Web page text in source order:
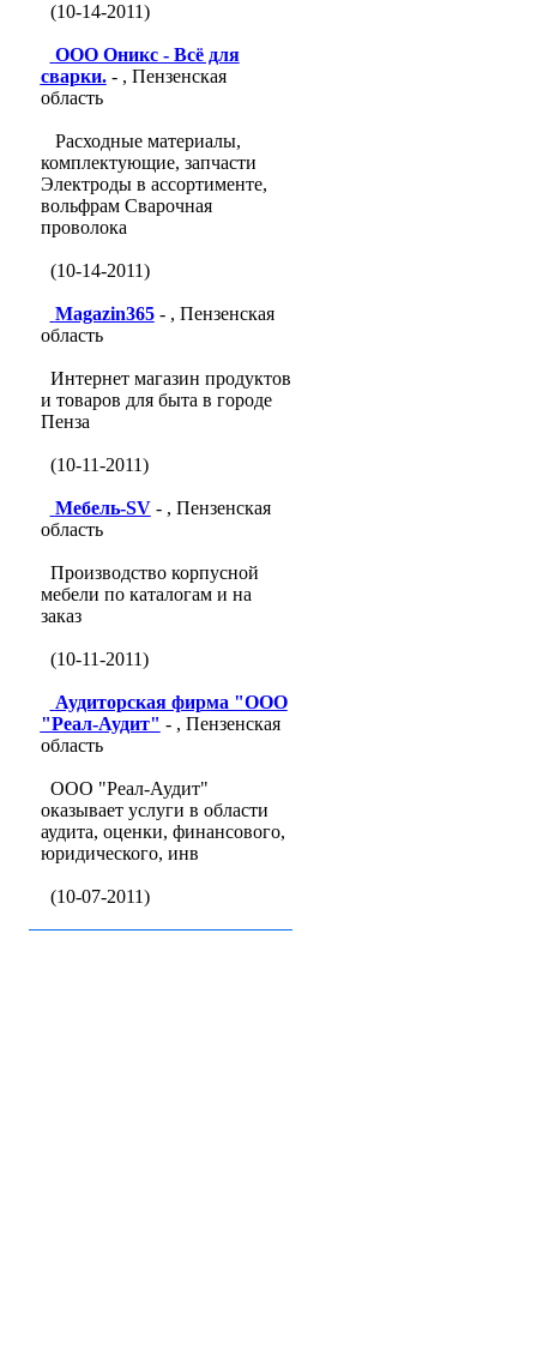
(10-14-2011)
ООО Оникс - Всё для
сварки.- , Пензенская
область
Расходные материалы,
комплектующие, запчасти
Электроды в ассортименте,
вольфрам Сварочная
проволока
(10-14-2011)
Magazin365- , Пензенская
область
Интернет магазин продуктов
и товаров для быта в городе
Пенза
(10-11-2011)
Мебель-SV- , Пензенская
область
Производство корпусной
мебели по каталогам и на
заказ
(10-11-2011)
Аудиторская фирма "ООО
"Реал-Аудит" - , Пензенская
область
ООО "Реал-Аудит"
оказывает услуги в области
аудита, оценки, финансового,
юридического, инв
(10-07-2011)